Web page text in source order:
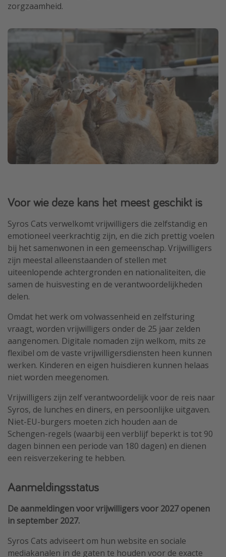
zorgzaamheid.
Voor wie deze kans het meest geschikt is
Syros Cats verwelkomt vrijwilligers die zelfstandig en
emotioneel veerkrachtig zijn, en die zich prettig voelen
bij het samenwonen in een gemeenschap. Vrijwilligers
zijn meestal alleenstaanden of stellen met
uiteenlopende achtergronden en nationaliteiten, die
samen de huisvesting en de verantwoordelijkheden
delen.
Omdat het werk om volwassenheid en zelfsturing
vraagt, worden vrijwilligers onder de 25 jaar zelden
aangenomen. Digitale nomaden zijn welkom, mits ze
flexibel om de vaste vrijwilligersdiensten heen kunnen
werken. Kinderen en eigen huisdieren kunnen helaas
niet worden meegenomen.
Vrijwilligers zijn zelf verantwoordelijk voor de reis naar
Syros, de lunches en diners, en persoonlijke uitgaven.
Niet-EU-burgers moeten zich houden aan de
Schengen-regels (waarbij een verblijf beperkt is tot 90
dagen binnen een periode van 180 dagen) en dienen
een reisverzekering te hebben.
Aanmeldingsstatus
De aanmeldingen voor vrijwilligers voor 2027 openen
in september 2027.
Syros Cats adviseert om hun website en sociale
mediakanalen in de gaten te houden voor de exacte